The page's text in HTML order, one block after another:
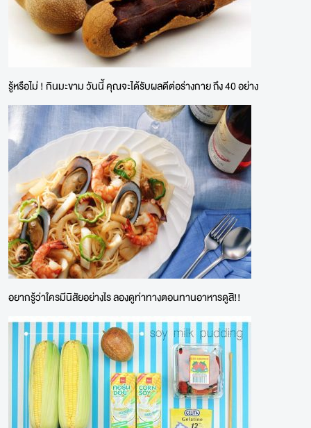
รู้หรือไม่ ! กินมะขาม วันนี้ คุณจะได้รับผลดีต่อร่างกาย ถึง 40 อย่าง
อยากรู้ว่าใครมีนิสัยอย่างไร ลองดูท่าทางตอนทานอาหารดูสิ!!